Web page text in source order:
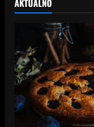
AKTUALNO